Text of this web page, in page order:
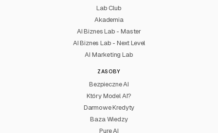
Lab Club
Akademia
AI Biznes Lab - Master
AI Biznes Lab - Next Level
AI Marketing Lab
ZASOBY
Bezpieczne AI
Który Model AI?
Darmowe Kredyty
Baza Wiedzy
Pure AI